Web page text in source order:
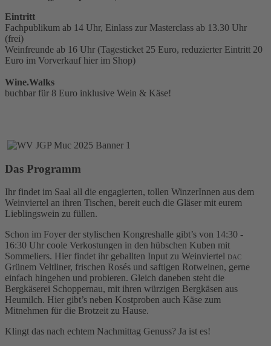
Eintritt
Fachpublikum ab 14 Uhr, Einlass zur Masterclass ab 13.30 Uhr
(frei)
Weinfreunde ab 16 Uhr (Tagesticket 25 Euro, reduzierter Eintritt 20
Euro im Vorverkauf hier im Shop)
Wine.Walks
buchbar für 8 Euro inklusive Wein & Käse!
Das Programm
Ihr findet im Saal all die engagierten, tollen WinzerInnen aus dem
Weinviertel an ihren Tischen, bereit euch die Gläser mit eurem
Lieblingswein zu füllen.
Schon im Foyer der stylischen Kongreshalle gibt’s von 14:30 -
16:30 Uhr coole Verkostungen in den hübschen Kuben mit
Sommeliers. Hier findet ihr geballten Input zu Weinviertel
DAC
Grünem Veltliner, frischen Rosés und saftigen Rotweinen, gerne
einfach hingehen und probieren. Gleich daneben steht die
Bergkäserei Schoppernau, mit ihren würzigen Bergkäsen aus
Heumilch. Hier gibt’s neben Kostproben auch Käse zum
Mitnehmen für die Brotzeit zu Hause.
Klingt das nach echtem Nachmittag Genuss? Ja ist es!